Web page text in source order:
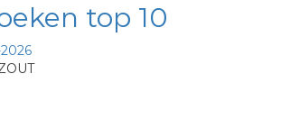
top 10